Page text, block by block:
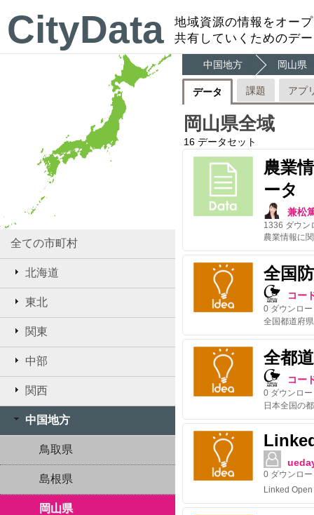
CityData
地域資源の情報をオー
共有していくためのデ
全ての市町村
北海道
東北
関東
中部
関西
中国地方
鳥取県
島根県
岡山県
中国地方 岡山県
データ 課題 アプ
岡山県全域
16 データセット
農業
ータ
兼松
1336 ダウン
全国
コー
0 ダウンロ
全都
コー
0 ダウンロ
0 ダウンロ